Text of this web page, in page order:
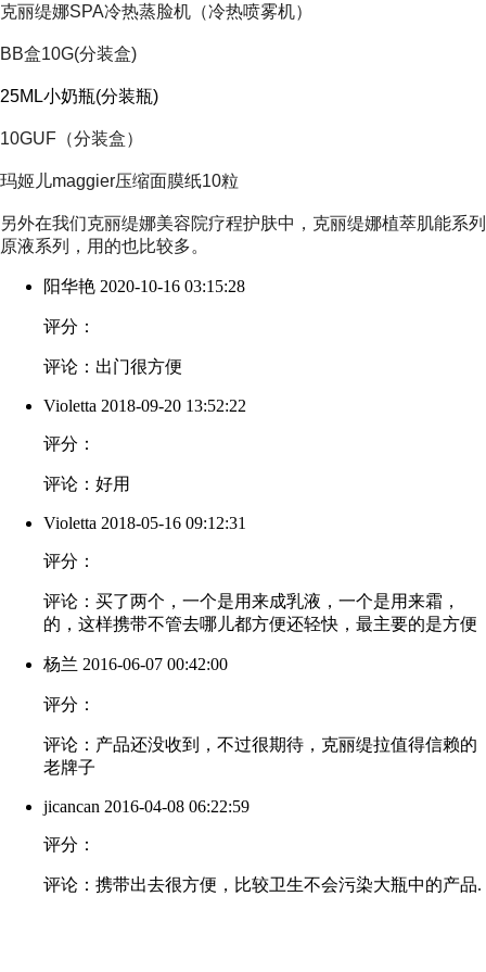
克丽缇娜SPA冷热蒸脸机（冷热喷雾机）
BB盒10G(分装盒)
25ML小奶瓶(分装瓶)
10GUF（分装盒）
玛姬儿maggier压缩面膜纸10粒
另外在我们克丽缇娜美容院疗程护肤中， 克丽缇娜植萃肌能系列
原液系列
，用的也比较多。
阳华艳 2020-10-16 03:15:28
评分：
评论：出门很方便
Violetta 2018-09-20 13:52:22
评分：
评论：好用
Violetta 2018-05-16 09:12:31
评分：
评论：买了两个，一个是用来成乳液，一个是用来霜，
的，这样携带不管去哪儿都方便还轻快，最主要的是方便
杨兰 2016-06-07 00:42:00
评分：
评论：产品还没收到，不过很期待，克丽缇拉值得信赖的
老牌子
jicancan 2016-04-08 06:22:59
评分：
评论：携带出去很方便，比较卫生不会污染大瓶中的产品.